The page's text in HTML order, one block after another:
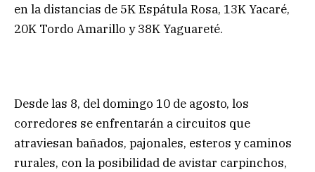
en la distancias de 5K Espátula Rosa, 13K Yacaré,
20K Tordo Amarillo y 38K Yaguareté.
Desde las 8, del domingo 10 de agosto, los
corredores se enfrentarán a circuitos que
atraviesan bañados, pajonales, esteros y caminos
rurales, con la posibilidad de avistar carpinchos,